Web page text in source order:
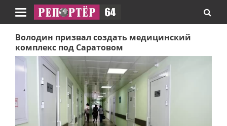
Навигация
Володин призвал создать медицинский
комплекс под Саратовом